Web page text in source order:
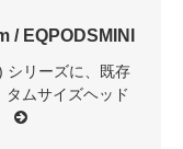
/ EQPODSMINI
シリーズに、既存
ムサイズヘッド